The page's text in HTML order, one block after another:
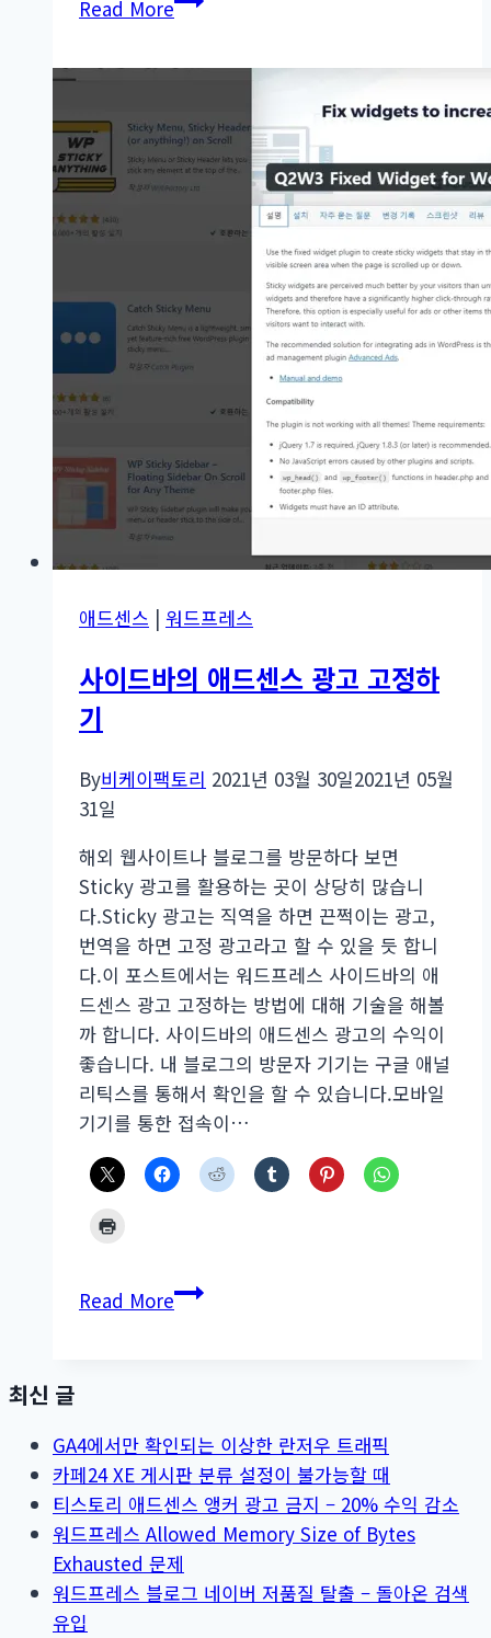
Read More
료
404
페
릿
드
펀
딩
아
애드센스 | 워드프레스
사이드바의 애드센스 광고 고정하
기
By비케이팩토리 2021년 03월 30일2021년 05월
31일
해외 웹사이트나 블로그를 방문하다 보면
Sticky 광고를 활용하는 곳이 상당히 많습니
다.Sticky 광고는 직역을 하면 끈쩍이는 광고,
번역을 하면 고정 광고라고 할 수 있을 듯 합니
다.이 포스트에서는 워드프레스 사이드바의 애
드센스 광고 고정하는 방법에 대해 기술을 해볼
까 합니다. 사이드바의 애드센스 광고의 수익이
좋습니다. 내 블로그의 방문자 기기는 구글 애널
리틱스를 통해서 확인을 할 수 있습니다.모바일
기기를 통한 접속이…
Read More사
애
드
센
스
광
고
최신 글
GA4에서만 확인되는 이상한 란저우 트래픽
카페24 XE 게시판 분류 설정이 불가능할 때
티스토리 애드센스 앵커 광고 금지 – 20% 수익 감소
워드프레스 Allowed Memory Size of Bytes
Exhausted 문제
워드프레스 블로그 네이버 저품질 탈출 – 돌아온 검색
유입